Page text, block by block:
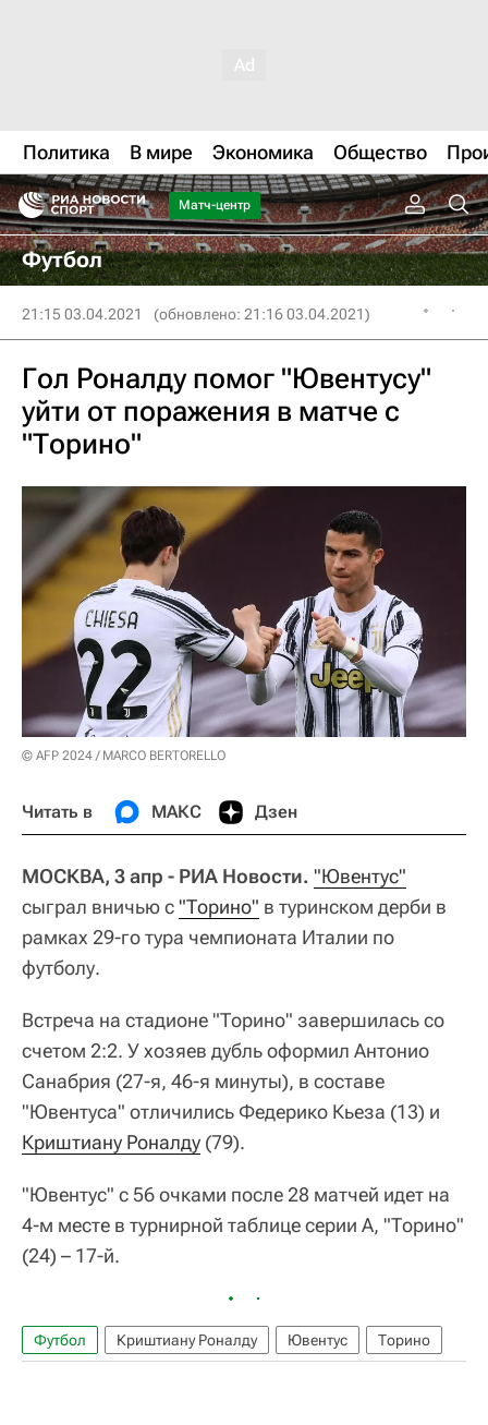
Политика В мире Экономика Общество
Матч-центр
Футбол
21:15 03.04.2021 (обновлено: 21:16 03.04.2021)
Гол Роналду помог "Ювентусу"
уйти от поражения в матче с
"Торино"
© AFP 2024 / MARCO BERTORELLO
Читать в МАКС Дзен
МОСКВА, 3 апр - РИА Новости. "Ювентус"
сыграл вничью с"Торино" в туринском дерби в
рамках 29-го тура чемпионата Италии по
футболу.
Встреча на стадионе "Торино" завершилась со
счетом 2:2. У хозяев дубль оформил Антонио
Санабрия (27-я, 46-я минуты), в составе
"Ювентуса" отличились Федерико Кьеза (13) и
Криштиану Роналду (79).
"Ювентус" с 56 очками после 28 матчей идет на
4-м месте в турнирной таблице серии А, "Торино"
(24) – 17-й.
Футбол Криштиану Роналду Ювентус Торино